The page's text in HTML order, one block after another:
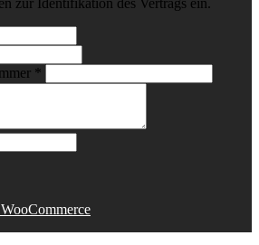
zur Identifikation des Vertrags ein.
*